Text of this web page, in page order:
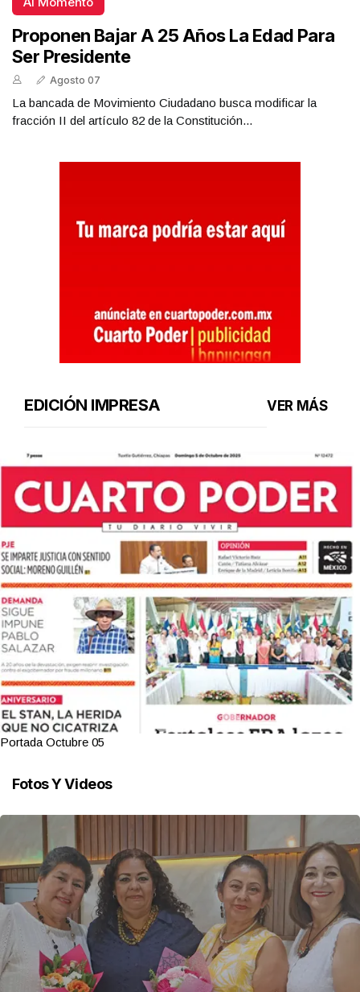
Proponen Bajar A 25 Años La Edad Para
Ser Presidente
Agosto 07
La bancada de Movimiento Ciudadano busca modificar la
fracción II del artículo 82 de la Constitución...
EDICIÓN IMPRESA VER MÁS
Portada Octubre 05
Fotos Y Videos